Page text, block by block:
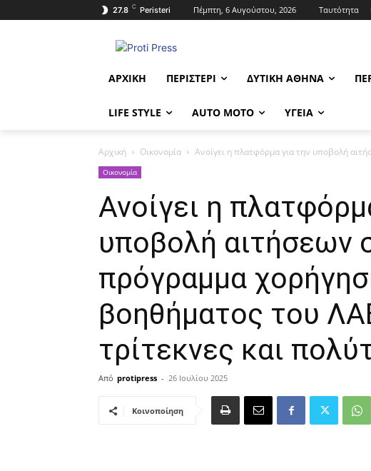
27.8 C Peristeri Πέμπτη, 6 Αυγούστου, 2026 Ταυτότητα
ΑΡΧΙΚΉ ΠΕΡΙΣΤΈΡΙ ΔΥΤΙΚΉ ΑΘΉΝΑ
LIFE STYLE AUTO MOTO ΥΓΕΊΑ
Αρχική Οικονομία Ανοίγει η πλατφόρμα για την υποβολή
Οικονομία
Ανοίγει η
υποβολή αιτήσεων
πρόγραμμα
βοηθήματος του
τρίτεκνες και
Από protipress - 26 Ιουλίου 2025
Κοινοποίηση